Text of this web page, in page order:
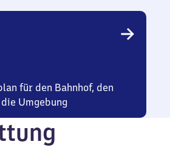
für den Bahnhof, den
Umgebung